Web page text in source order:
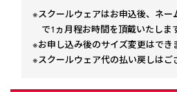
※スクールウェアはお申込後、ネー
で1ヵ月程お時間を頂戴いたします
※お申し込み後のサイズ変更はでき
※スクールウェア代の払い戻しはご